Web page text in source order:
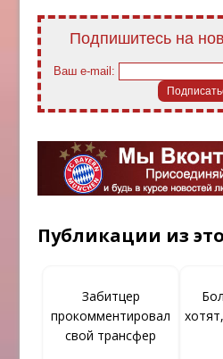
Подпишитесь на
Ваш e-mail:
Публикации из
Забитцер
прокомментировал
свой трансфер